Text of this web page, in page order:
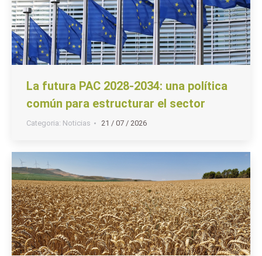
La futura PAC 2028-2034: una política
común para estructurar el sector
Categoria: Noticias 21 / 07 / 2026